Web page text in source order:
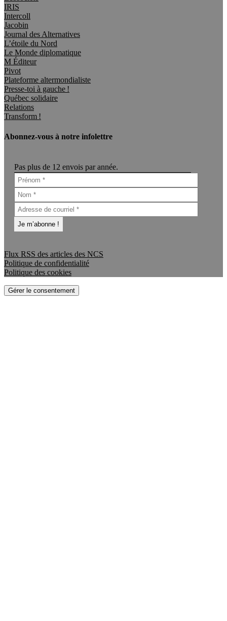
IRIS
Intercoll
Jacobin
Journal des Alternatives
L’étoile du Nord
Le Monde diplomatique
M Éditeur
Pivot
Plateforme altermondialiste
Presse-toi à gauche !
Québec solidaire
Relations
Transform !
Abonnez-vous à notre infolettre
Pas plus de 12 envois par année.
Flux RSS des articles des NCS
Politique de confidentialité
Politique des cookies
Gérer le consentement